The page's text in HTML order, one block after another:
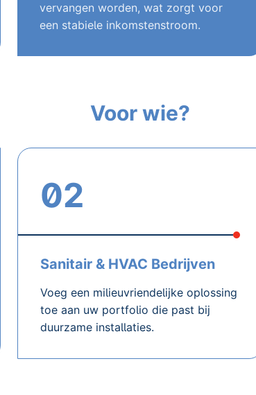
vervangen worden, wat zorgt voor
een stabiele inkomstenstroom.
Voor wie?
02
Sanitair & HVAC Bedrijven
Voeg een milieuvriendelijke oplossing
toe aan uw portfolio die past bij
duurzame installaties.